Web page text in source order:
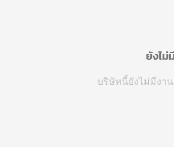
ยังไม่
บริษัทนี้ยังไม่มีงา